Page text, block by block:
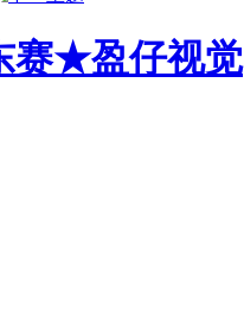
赛★盈仔视觉